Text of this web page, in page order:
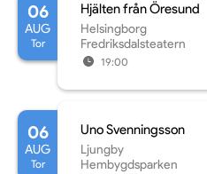
06
AUG
Tor
Hjälten från Öresund
Helsingborg
Fredriksdalsteatern
19:00
06
AUG
Tor
Uno Svenningsson
Ljungby
Hembygdsparken